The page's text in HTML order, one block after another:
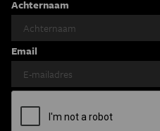
Achternaam
Email